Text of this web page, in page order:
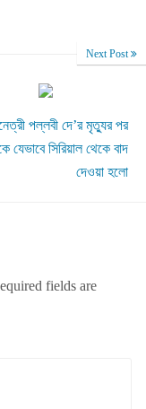
Next Post
পল্লবী দে’র মৃত্যুর পর
যেভাবে সিরিয়াল থেকে বাদ
দেওয়া হলো
fields are